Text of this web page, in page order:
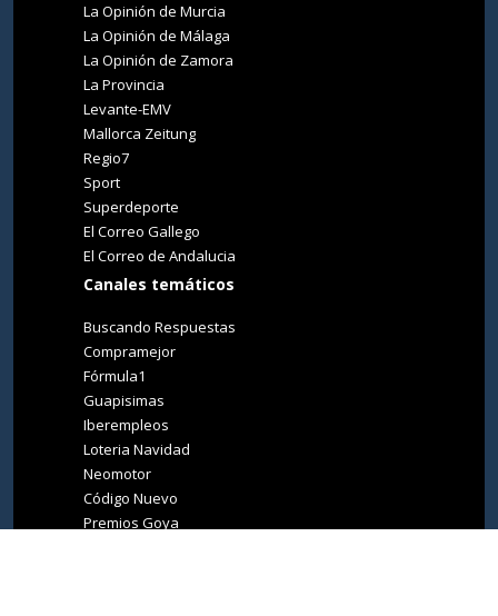
La Opinión de Murcia
La Opinión de Málaga
La Opinión de Zamora
La Provincia
Levante-EMV
Mallorca Zeitung
Regio7
Sport
Superdeporte
El Correo Gallego
El Correo de Andalucia
Canales temáticos
Buscando Respuestas
Compramejor
Fórmula1
Guapisimas
Iberempleos
Loteria Navidad
Neomotor
Código Nuevo
Premios Goya